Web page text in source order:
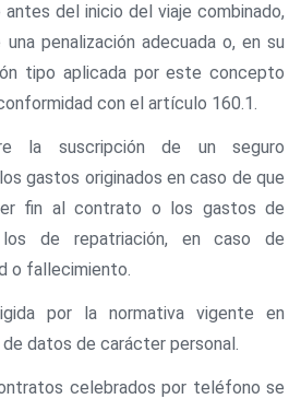
del inicio del viaje combinado,
penalización adecuada o, en su
tipo aplicada por este concepto
con el artículo 160.1.
la suscripción de un seguro
gastos originados en caso de que
fin al contrato o los gastos de
los de repatriación, en caso de
o fallecimiento.
por la normativa vigente en
datos de carácter personal.
celebrados por teléfono se